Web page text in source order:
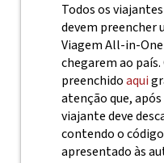
Todos os
devem preencher
Viagem All-in-
chegarem ao
preenchidoaqui
atenção que,
viajante deve
contendo o
apresentado às